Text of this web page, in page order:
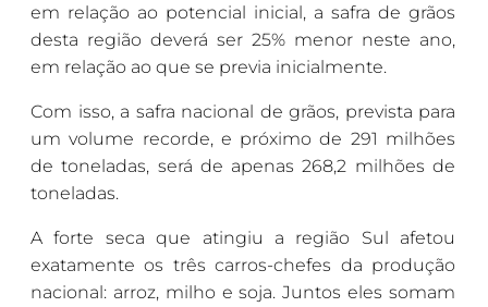
em relação ao potencial inicial, a safra de grãos
desta região deverá ser 25% menor neste ano,
em relação ao que se previa inicialmente.
Com isso, a safra nacional de grãos, prevista para
um volume recorde, e próximo de 291 milhões
de toneladas, será de apenas 268,2 milhões de
toneladas.
A forte seca que atingiu a região Sul afetou
exatamente os três carros-chefes da produção
nacional: arroz, milho e soja. Juntos eles somam